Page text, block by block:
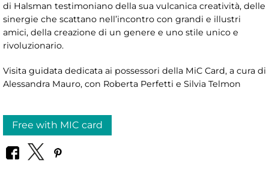
di Halsman testimoniano della sua vulcanica creatività, delle
sinergie che scattano nell’incontro con grandi e illustri
amici, della creazione di un genere e uno stile unico e
rivoluzionario.
Visita guidata dedicata ai possessori della MiC Card, a cura di
Alessandra Mauro, con Roberta Perfetti e Silvia Telmon
Free with MIC card